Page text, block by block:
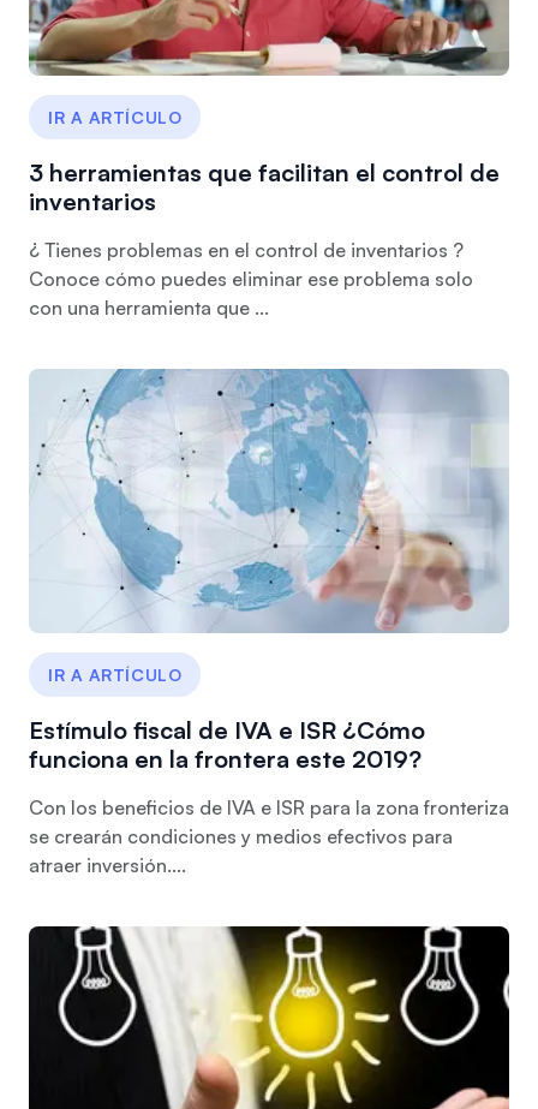
IR A ARTÍCULO
3 herramientas que facilitan el control de
inventarios
¿ Tienes problemas en el control de inventarios ?
Conoce cómo puedes eliminar ese problema solo
con una herramienta que ...
IR A ARTÍCULO
Estímulo fiscal de IVA e ISR ¿Cómo
funciona en la frontera este 2019?
Con los beneficios de IVA e ISR para la zona fronteriza
se crearán condiciones y medios efectivos para
atraer inversión....